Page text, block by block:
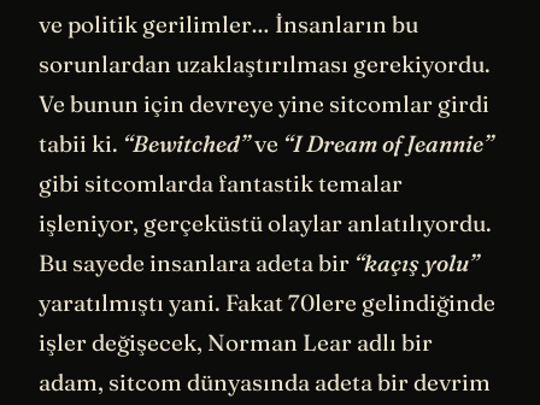
ve politik gerilimler… İnsanların bu
sorunlardan uzaklaştırılması gerekiyordu.
Ve bunun için devreye yine sitcomlar girdi
tabii ki. “Bewitched”ve “I Dream of Jeannie”
gibi sitcomlarda fantastik temalar
işleniyor, gerçeküstü olaylar anlatılıyordu.
Bu sayede insanlara adeta bir “kaçış yolu”
yaratılmıştı yani. Fakat 70lere gelindiğinde
işler değişecek, Norman Lear adlı bir
adam, sitcom dünyasında adeta bir devrim